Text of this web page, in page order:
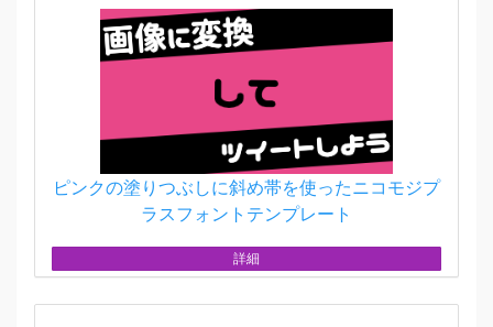
ピンクの塗りつぶしに斜め帯を使ったニコモジプ
ラスフォントテンプレート
詳細